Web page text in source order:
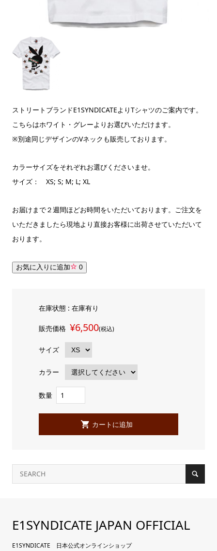
ストリートブランドE1SYNDICATEよりTシャツのご案内です。
こちらはホワイト・グレーよりお選びいただけます。
※別途同じデザインのVネックも販売しております。
カラーサイズをそれぞれお選びくださいませ。
サイズ： XS; S; M; L; XL
お届けまで２週間ほどお時間をいただいております。ご注文を
いただきましたら現地より直接お客様に出荷させていただいて
おります。
お気に入りに追加 0
在庫状態 : 在庫有り
販売価格 ¥6,500(税込)
サイズ
カラー
数量
E1SYNDICATE JAPAN OFFICIAL
E1SYNDICATE 日本公式オンラインショップ